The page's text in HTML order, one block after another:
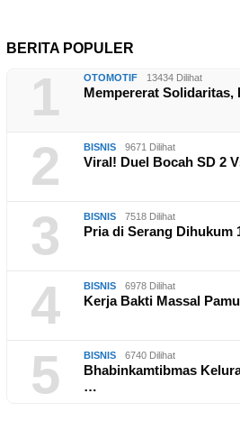
BERITA POPULER
1 OTOMOTIF 13434 Dilihat
Mempererat
2 BISNIS 9671 Dilihat
Viral! Duel Bocah SD 2
3 BISNIS 7518 Dilihat
Pria di Serang Dihukum
4 BISNIS 6978 Dilihat
Kerja Bakti Massal
5 BISNIS 6740 Dilihat
Bhabinkamtibmas
…